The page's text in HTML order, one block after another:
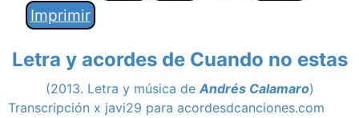
Imprimir
Letra y acordes de Cuando no estas
(2013. Letra y música deAndrés Calamaro)
Transcripción x javi29 para acordesdcanciones.com